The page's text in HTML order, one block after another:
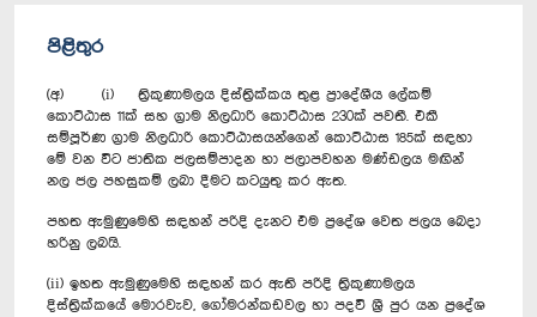
පිළිතුර
(අ) (i) ත්‍රිකුණාමලය දිස්ත්‍රික්කය තුළ ප්‍රාදේශීය ලේකම්
කොට්ඨාස 11ක් සහ ග්‍රාම නිලධාරි කොට්ඨාස 230ක් පවතී. එකී
සම්පූර්ණ ග්‍රාම නිලධාරි කොට්ඨාසයන්ගෙන් කොට්ඨාස 185ක් සඳහා
මේ වන විට ජාතික ජලසම්පාදන හා ජලාපවහන මණ්ඩලය මඟින්
නල ජල පහසුකම් ලබා දීමට කටයුතු කර ඇත.
පහත ඇමුණුමෙහි සඳහන් පරිදි දැනට එම ප්‍රදේශ වෙත ජලය බෙදා
හරිනු ලබයි.
(ii) ඉහත ඇමුණුමෙහි සඳහන් කර ඇති පරිදි ත්‍රිකුණාමලය
දිස්ත්‍රික්කයේ මොරවැව, ගෝමරන්කඩවල හා පදවි ශ්‍රී පුර යන ප්‍රදේශ